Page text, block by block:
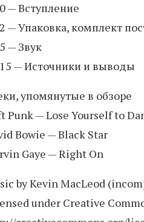
— Вступление
— Упаковка, комплект
— Звук
— Источники и выводы
упомянутые в обзоре
Punk — Lose Yourself to
Bowie — Black Star
Gaye — Right On
by Kevin MacLeod
under Creative